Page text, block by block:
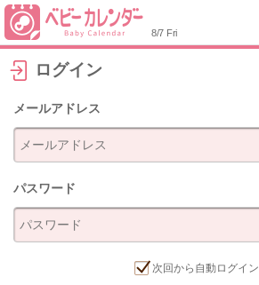
8/7 Fri
ログイン
メールアドレス
パスワード
次回から自動ログイン